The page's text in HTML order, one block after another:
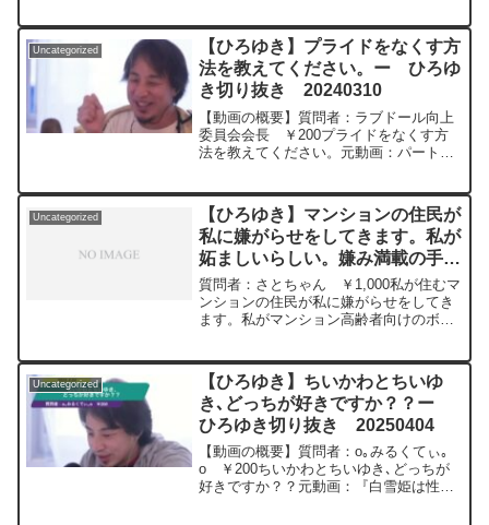
Uncategorized
【ひろゆき】プライドをなくす方
法を教えてください。ー ひろゆ
き切り抜き 20240310
【動画の概要】質問者：ラブドール向上
委員会会長 ￥200プライドをなくす方
法を教えてください。元動画：パートタ
D21 ひろゆきさんの動画で、...
Uncategorized
【ひろゆき】マンションの住民が
私に嫌がらせをしてきます。私が
妬ましいらしい。嫌み満載の手紙
を投函してきた。どうしたらい
い？ー ひろゆき切り抜き
20240516
質問者：さとちゃん ￥1,000私が住むマ
ンションの住民が私に嫌がらせをしてき
ます。私がマンション高齢者向けのボラ
満載の手紙を投函してきました。この独
身60歳後半の女は男...
Uncategorized
【ひろゆき】ちいかわとちいゆ
き､どっちが好きですか？？ー
ひろゆき切り抜き 20250404
【動画の概要】質問者：o｡みるくてぃ｡
o ￥200ちいかわとちいゆき､どっちが
好きですか？？元動画：『白雪姫は性暴